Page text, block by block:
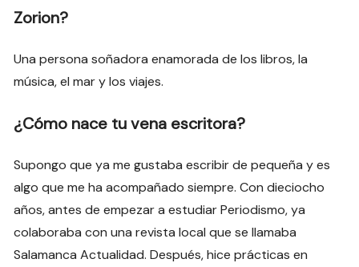
Zorion?
Una persona soñadora enamorada de los libros, la
música, el mar y los viajes.
¿Cómo nace tu vena escritora?
Supongo que ya me gustaba escribir de pequeña y es
algo que me ha acompañado siempre. Con dieciocho
años, antes de empezar a estudiar Periodismo, ya
colaboraba con una revista local que se llamaba
Salamanca Actualidad. Después, hice prácticas en